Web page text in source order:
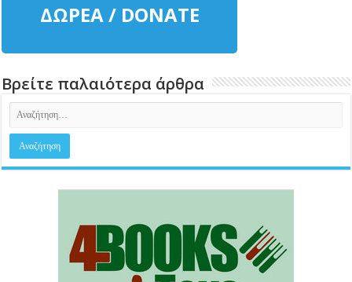
ΔΩΡΕΑ / DONATE
Βρείτε παλαιότερα άρθρα